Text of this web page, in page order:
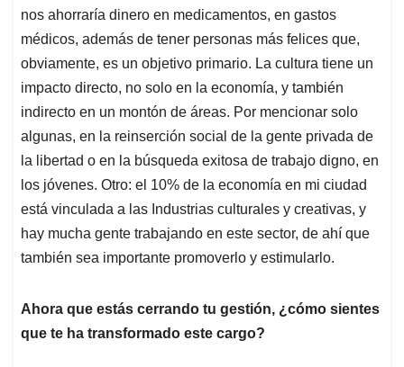
nos ahorraría dinero en medicamentos, en gastos
médicos, además de tener personas más felices que,
obviamente, es un objetivo primario. La cultura tiene un
impacto directo, no solo en la economía, y también
indirecto en un montón de áreas. Por mencionar solo
algunas, en la reinserción social de la gente privada de
la libertad o en la búsqueda exitosa de trabajo digno, en
los jóvenes. Otro: el 10% de la economía en mi ciudad
está vinculada a las Industrias culturales y creativas, y
hay mucha gente trabajando en este sector, de ahí que
también sea importante promoverlo y estimularlo.
Ahora que estás cerrando tu gestión, ¿cómo sientes
que te ha transformado este cargo?